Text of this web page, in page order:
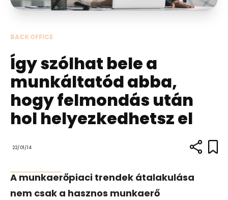
BACK OFFICE
Így szólhat bele a
munkáltatód abba,
hogy felmondás után
hol helyezkedhetsz el
22/01/14
A munkaerőpiaci trendek átalakulása
nem csak a hasznos munkaerő